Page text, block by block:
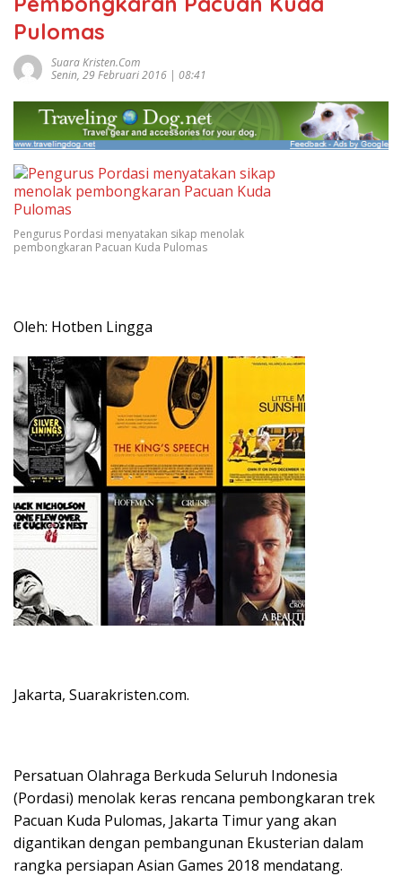
Pulomas
Suara Kristen.com
Senin, 29 Februari 2016 | 08:41
Pengurus Pordasi menyatakan sikap menolak
pembongkaran Pacuan Kuda Pulomas
Oleh: Hotben Lingga
Jakarta, Suarakristen.com.
Persatuan Olahraga Berkuda Seluruh Indonesia
(Pordasi) menolak keras rencana pembongkaran trek
Pacuan Kuda Pulomas, Jakarta Timur yang akan
digantikan dengan pembangunan Ekusterian dalam
rangka persiapan Asian Games 2018 mendatang.